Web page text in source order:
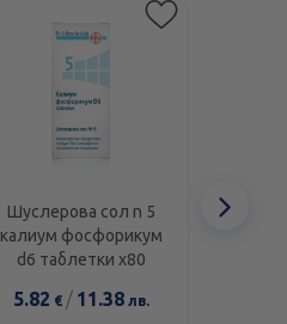
Шуслерова сол n 5
калиум фосфорикум
d6 таблетки х80
5.82 € / 11.38 лв.